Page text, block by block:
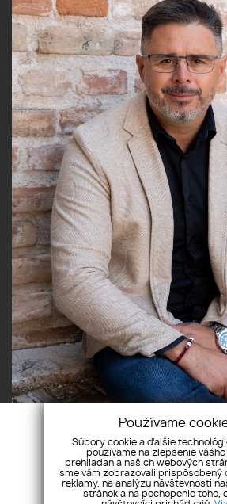
Používame
Súbory cookie a ďalšie
používame na zlepšenie
prehliadania našich webových
sme vám zobrazovali prispôsobený
reklamy, na analýzu návštevnosti
stránok a na pochopenie toho,